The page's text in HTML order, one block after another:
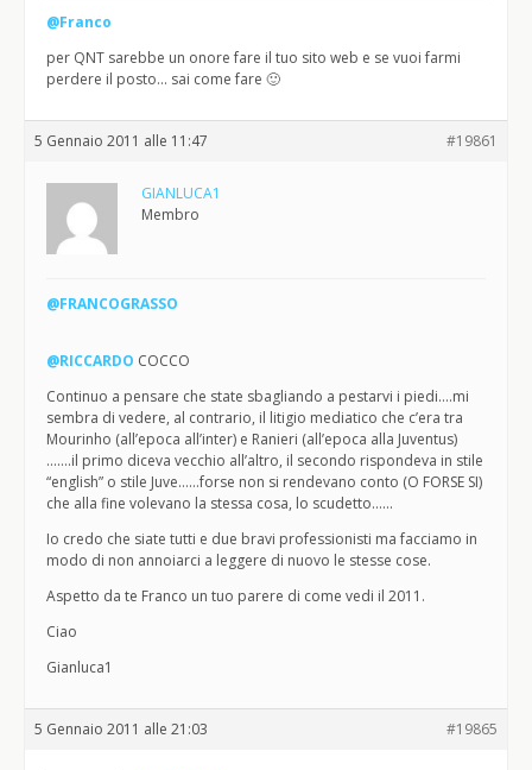
@Franco
per QNT sarebbe un onore fare il tuo sito web e se vuoi farmi
perdere il posto… sai come fare 🙂
5 Gennaio 2011 alle 11:47 #19861
GIANLUCA1
Membro
@FRANCOGRASSO
@RICCARDO COCCO
Continuo a pensare che state sbagliando a pestarvi i piedi….mi
sembra di vedere, al contrario, il litigio mediatico che c’era tra
Mourinho (all’epoca all’inter) e Ranieri (all’epoca alla Juventus)
…….il primo diceva vecchio all’altro, il secondo rispondeva in stile
“english” o stile Juve……forse non si rendevano conto (O FORSE SI)
che alla fine volevano la stessa cosa, lo scudetto……
Io credo che siate tutti e due bravi professionisti ma facciamo in
modo di non annoiarci a leggere di nuovo le stesse cose.
Aspetto da te Franco un tuo parere di come vedi il 2011.
Ciao
Gianluca1
5 Gennaio 2011 alle 21:03 #19865